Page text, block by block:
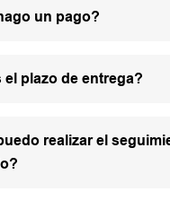
un pago?
el plazo de entrega?
realizar el